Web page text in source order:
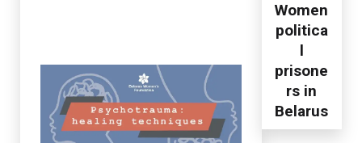
Women
politica
l
prisone
rs in
Belarus